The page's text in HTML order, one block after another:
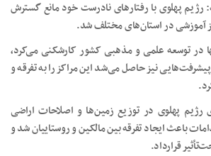
پهلوی با رفتارهای نادرست خود مانع گسترش
آموزشی در استان‌های مختلف شد.
در توسعه علمی و مذهبی کشور کارشکنی می‌کرد،
نیز حاصل می‌شد این مراکز را به تفرقه و
رژیم پهلوی در توزیع زمین‌ها و اصلاحات اراضی
باعث ایجاد تفرقه بین مالکین و روستاییان شد و
قرارداد.